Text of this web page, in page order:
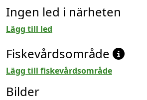
Ingen led i närheten
Lägg till led
Fiskevårdsområde
Lägg till fiskevårdsområde
Bilder